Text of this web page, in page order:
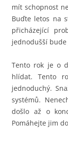
mít schopnost
Buďte letos na
přicházející
jednodušší
Tento rok je o
hlídat. Tento
jednoduchý.
systémů.
došlo až o
Pomáhejte jim